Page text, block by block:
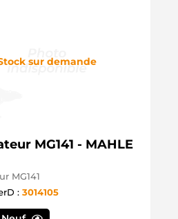
sur demande
MG141 - MAHLE
MG141
: 3014105